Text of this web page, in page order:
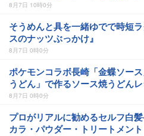
8月7日 10時0分
そうめんと具を一緒ゆでで時短
スのナッツぶっかけ』
8月7日 0時0分
ポケモンコラボ長崎「金蝶ソー
うどん」で作るソース焼うどん
ローカルActs
8月7日 0時0分
プロがリアルに勧めるセルフ白
カラ・パウダー・トリートメント